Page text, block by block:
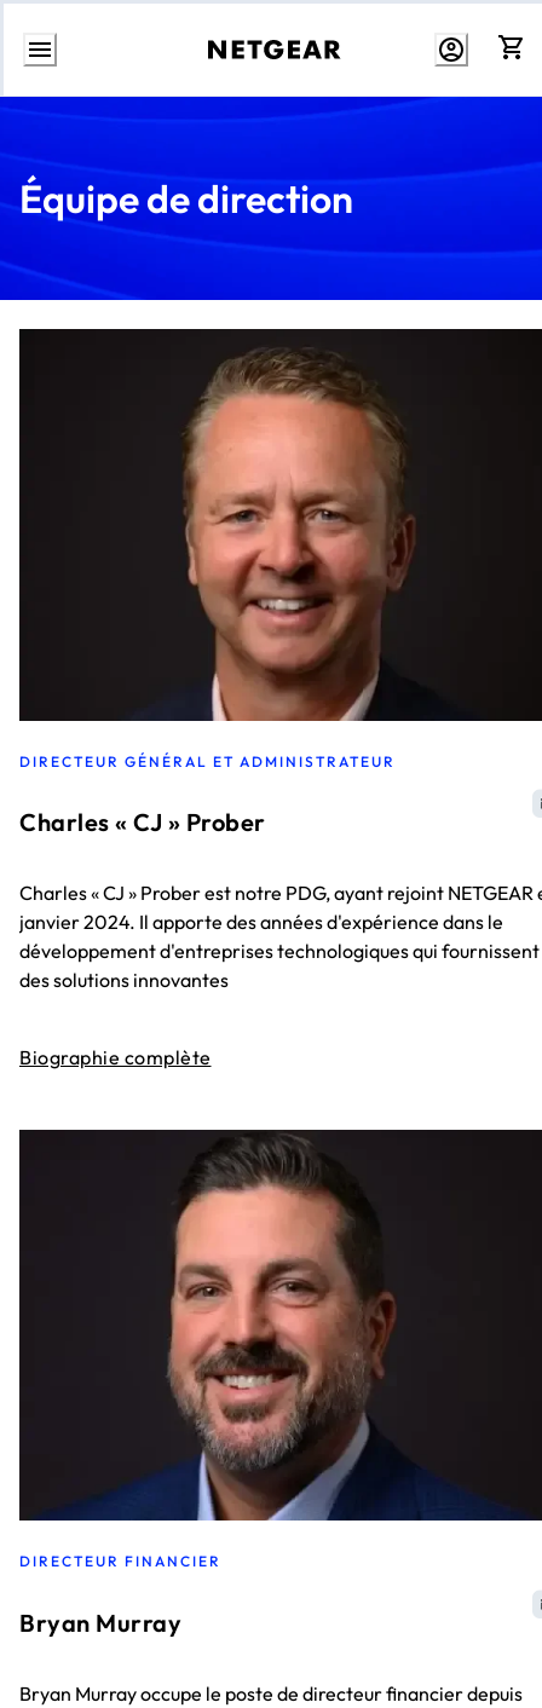
Aller
Équipe de direction
DIRECTEUR GÉNÉRAL ET ADMINISTRATEUR
Charles « CJ » Prober
Charles « CJ » Prober est notre PDG, ayant rejoint NETGEAR
janvier 2024. Il apporte des années d'expérience dans le
développement d'entreprises technologiques qui fournissent
des solutions innovantes
Biographie complète
DIRECTEUR FINANCIER
Bryan Murray
Bryan Murray occupe le poste de directeur financier depuis